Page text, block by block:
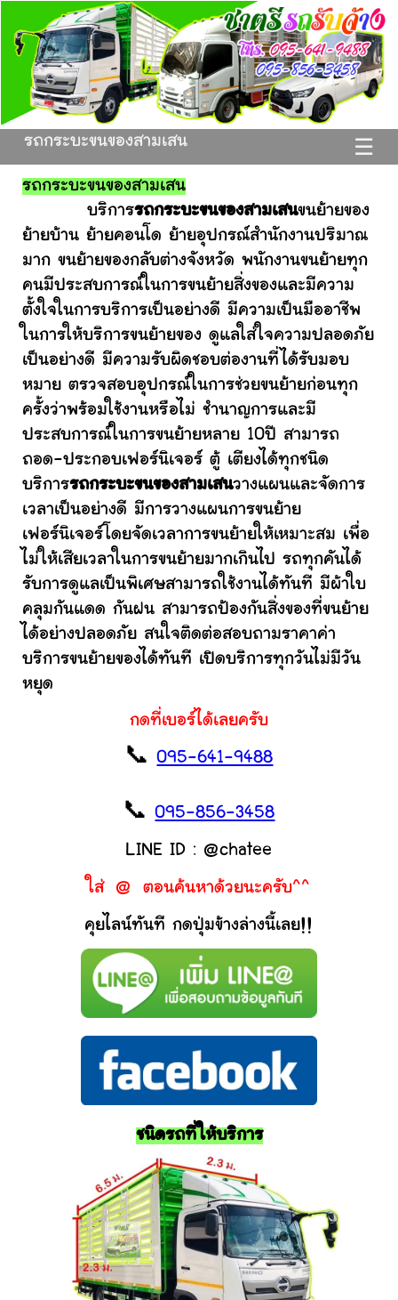
☰
รถกระบะขนของสามเสน
รถกระบะขนของสามเสน
บริการรถกระบะขนของสามเสนขนย้ายของ
ย้ายบ้าน ย้ายคอนโด ย้ายอุปกรณ์สำนักงานปริมาณ
มาก ขนย้ายของกลับต่างจังหวัด พนักงานขนย้ายทุก
คนมีประสบการณ์ในการขนย้ายสิ่งของและมีความ
ตั้งใจในการบริการเป็นอย่างดี มีความเป็นมืออาชีพ
ในการให้บริการขนย้ายของ ดูแลใส่ใจความปลอดภัย
เป็นอย่างดี มีความรับผิดชอบต่องานที่ได้รับมอบ
หมาย ตรวจสอบอุปกรณ์ในการช่วยขนย้ายก่อนทุก
ครั้งว่าพร้อมใช้งานหรือไม่ ชำนาญการและมี
ประสบการณ์ในการขนย้ายหลาย 10ปี สามารถ
ถอด-ประกอบเฟอร์นิเจอร์ ตู้ เตียงได้ทุกชนิด
บริการรถกระบะขนของสามเสนวางแผนและจัดการ
เวลาเป็นอย่างดี มีการวางแผนการขนย้าย
เฟอร์นิเจอร์โดยจัดเวลาการขนย้ายให้เหมาะสม เพื่อ
ไม่ให้เสียเวลาในการขนย้ายมากเกินไป รถทุกคันได้
รับการดูแลเป็นพิเศษสามารถใช้งานได้ทันที มีผ้าใบ
คลุมกันแดด กันฝน สามารถป้องกันสิ่งของที่ขนย้าย
ได้อย่างปลอดภัย สนใจติดต่อสอบถามราคาค่า
บริการขนย้ายของได้ทันที เปิดบริการทุกวันไม่มีวัน
หยุด
กดที่เบอร์ได้เลยครับ
📞095-641-9488
📞095-856-3458
LINE ID : @chatee
ใส่ @ ตอนค้นหาด้วยนะครับ^^
คุยไลน์ทันที กดปุ่มข้างล่างนี้เลย!!
ชนิดรถที่ให้บริการ